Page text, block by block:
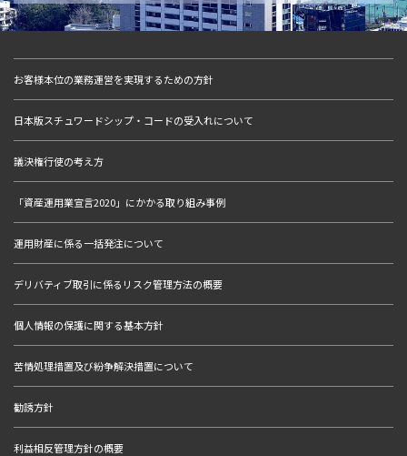
お客様本位の業務運営を実現するための方針
日本版スチュワードシップ・コードの受入れについて
議決権行使の考え方
「資産運用業宣言2020」にかかる取り組み事例
運用財産に係る一括発注について
デリバティブ取引に係るリスク管理方法の概要
個人情報の保護に関する基本方針
苦情処理措置及び紛争解決措置について
勧誘方針
利益相反管理方針の概要